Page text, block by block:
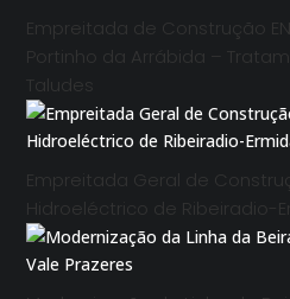
Empreitada de Construção
Portinho da Arrábida –
Taludes
Empreitada Geral de
Hidroeléctrico de Ribeiradio-